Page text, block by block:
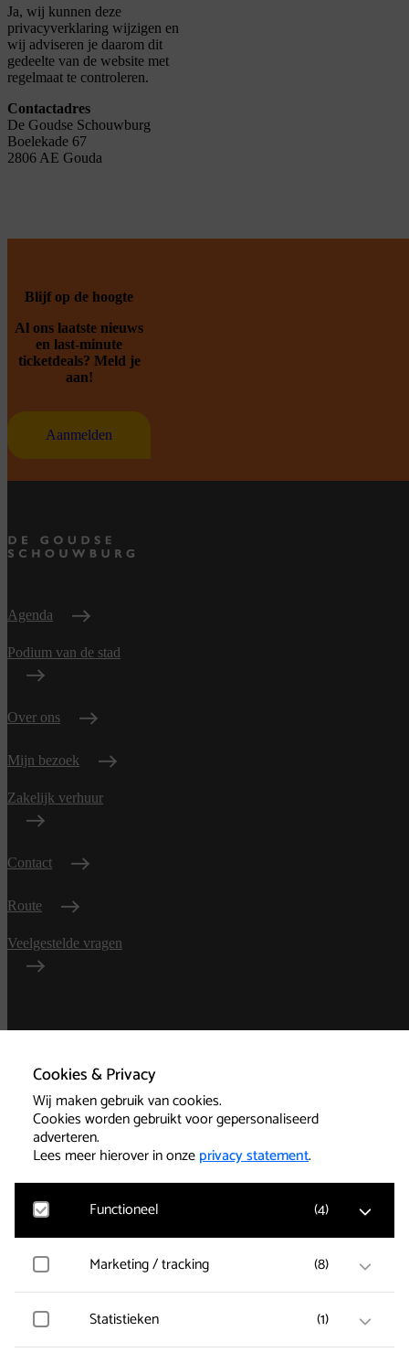
Cookies & Privacy
Wij maken gebruik van cookies.
Cookies worden gebruikt voor gepersonaliseerd
adverteren.
Lees meer hierover in onzeprivacy statement.
Functioneel (4)
Google Analytics
wordt gemeten en gebruikersgegevens worden
anoniem verzameld.
Marketing / tracking (8)
Vimeo
verzameld zoals welke pagina’s zijn gelezen.
Statistieken (1)
Ja, wij kunnen deze
privacyverklaring wijzigen en
wij adviseren je daarom dit
gedeelte van de website met
regelmaat te controleren.
Contactadres
De Goudse Schouwburg
Boelekade 67
2806 AE Gouda
Blijf op de hoogte
Al ons laatste nieuws
en last-minute
ticketdeals? Meld je
aan!
Aanmelden
Agenda
Podium van de stad
Over ons
Mijn bezoek
Zakelijk verhuur
Contact
Route
Veelgestelde vragen
voorwaarden
Privacy
Technische informatie
Cookies
Kassa 085-239 1501